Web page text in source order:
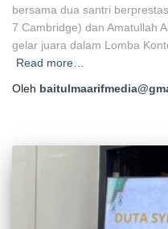
bersama dua santri
7 Cambridge) dan Amatullah
gelar juara dalam Lomba
Read more…
Oleh